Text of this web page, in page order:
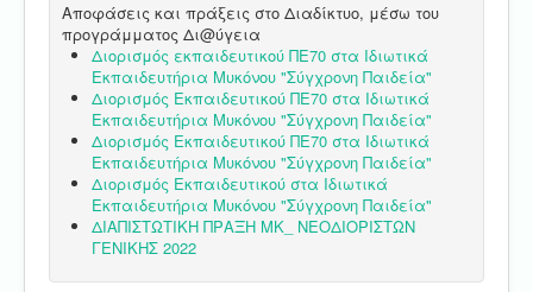
Αποφάσεις και πράξεις στο Διαδίκτυο, μέσω του
προγράμματος Δι@ύγεια
Διορισμός εκπαιδευτικού ΠΕ70 στα Ιδιωτικά
Εκπαιδευτήρια Μυκόνου "Σύγχρονη Παιδεία"
Διορισμός Εκπαιδευτικού ΠΕ70 στα Ιδιωτικά
Εκπαιδευτήρια Μυκόνου "Σύγχρονη Παιδεία"
Διορισμός Εκπαιδευτικού ΠΕ70 στα Ιδιωτικά
Εκπαιδευτήρια Μυκόνου "Σύγχρονη Παιδεία"
Διορισμός Εκπαιδευτικού στα Ιδιωτικά
Εκπαιδευτήρια Μυκόνου "Σύγχρονη Παιδεία"
ΔΙΑΠΙΣΤΩΤΙΚΗ ΠΡΑΞΗ ΜΚ_ ΝΕΟΔΙΟΡΙΣΤΩΝ
ΓΕΝΙΚΗΣ 2022